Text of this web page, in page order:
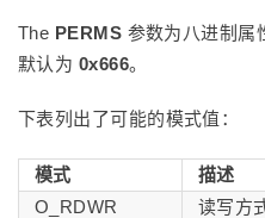
The PERMS 参数为八进制属
默认为 0x666。
下表列出了可能的模式值：
模式
描述
O_RDWR
读写方